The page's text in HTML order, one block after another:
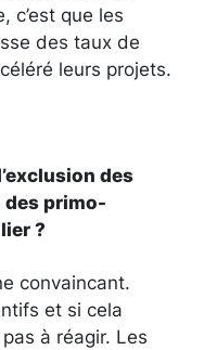
c’est que les
des taux de
leurs projets.
des
des primo-
?
convaincant.
et si cela
à réagir. Les